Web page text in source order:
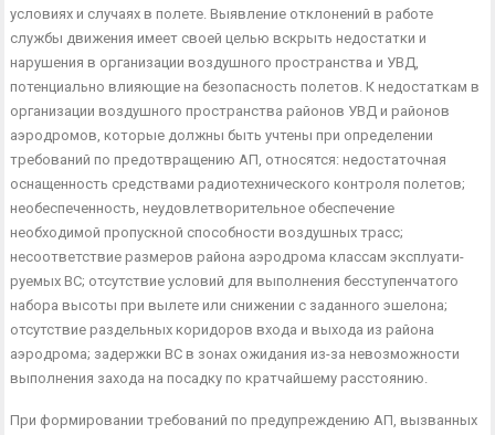
условиях и случаях в полете. Выявление отклонений в работе
службы движения имеет своей целью вскрыть недостат­ки и
нарушения в организации воздушного пространства и УВД,
потенциально влияющие на безопасность полетов. К не­достаткам в
организации воздушного пространства районов УВД и районов
аэродромов, которые должны быть учтены при определении
требований по предотвращению АП, относятся: не­достаточная
оснащенность средствами радиотехнического конт­роля полетов;
необеспеченность, неудовлетворительное обеспе­чение
необходимой пропускной способности воздушных трасс;
несоответствие размеров района аэродрома классам эксплуати­
руемых ВС; отсутствие условий для выполнения бесступенчато­го
набора высоты при вылете или снижении с заданного эшело­на;
отсутствие раздельных коридоров входа и выхода из райо­на
аэродрома; задержки ВС в зонах ожидания из-за невозмож­ности
выполнения захода на посадку по кратчайшему расстоя­нию.
При формировании требований по предупреждению АП, вы­званных